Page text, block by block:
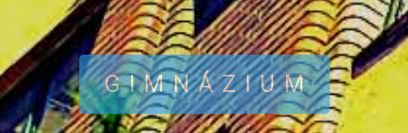
GIMNÁZIUM